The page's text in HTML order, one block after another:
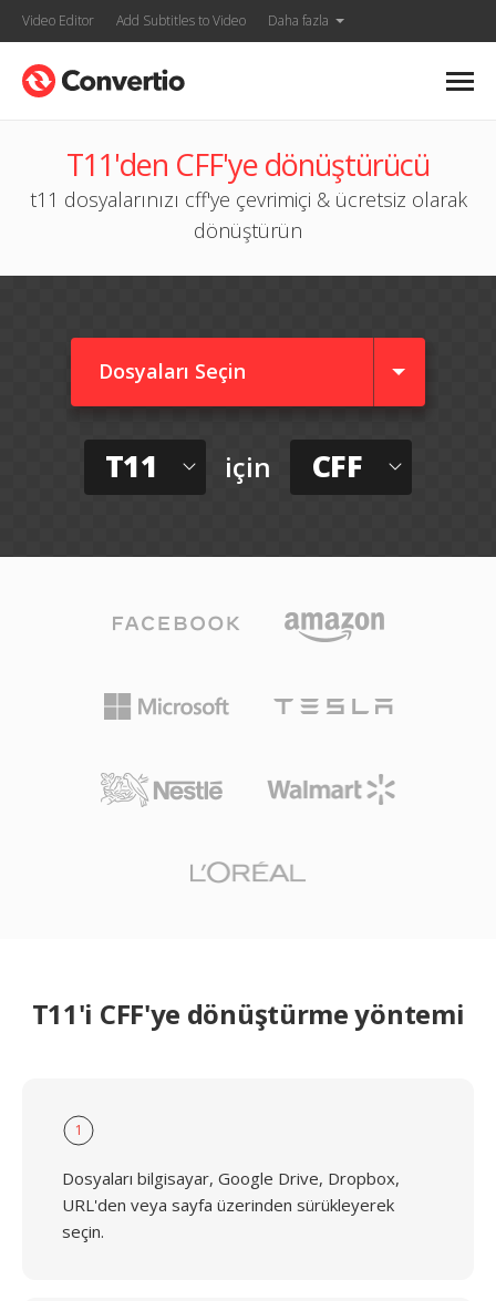
Video Editor Add Subtitles to Video Daha fazla
T11'den CFF'ye dönüştürücü
t11 dosyalarınızı cff'ye çevrimiçi & ücretsiz olarak
dönüştürün
Dosyaları Seçin
T11 için CFF
T11'i CFF'ye dönüştürme yöntemi
1
Dosyaları bilgisayar, Google Drive, Dropbox,
URL'den veya sayfa üzerinden sürükleyerek
seçin.